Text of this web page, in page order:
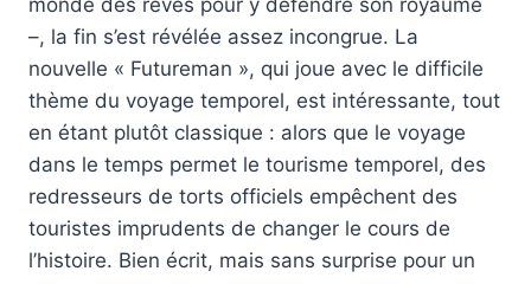
–, la fin s’est révélée assez incongrue. La
nouvelle « Futureman », qui joue avec le difficile
thème du voyage temporel, est intéressante, tout
en étant plutôt classique : alors que le voyage
dans le temps permet le tourisme temporel, des
redresseurs de torts officiels empêchent des
touristes imprudents de changer le cours de
l’histoire. Bien écrit, mais sans surprise pour un